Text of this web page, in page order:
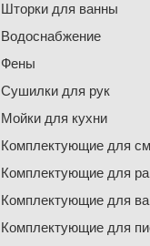
Шторки для ванны
Водоснабжение
Фены
Сушилки для рук
Мойки для кухни
Комплектующие для
Комплектующие для
Комплектующие для
Комплектующие для